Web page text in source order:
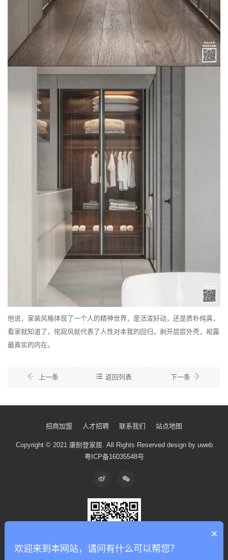
他说，家装风格体现了一个人的精神世界，是活泼好动，还是质朴纯真，
看家就知道了，侘寂风就代表了人性对本我的回归，剥开层层外壳，袒露
最真实的内在。
上一条 返回列表 下一条
招商加盟 人才招聘 联系我们 站点地图
Copyright © 2021 康耐登家居. All Rights Reserved design by uweb
粤ICP备16035548号
×
欢迎来到本网站，请问有什么可以帮您？